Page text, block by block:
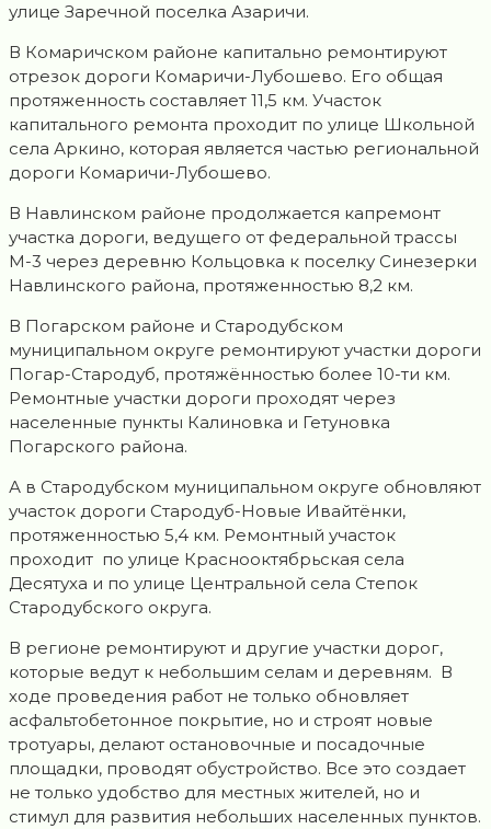
улице Заречной поселка Азаричи.
В Комаричском районе капитально ремонтируют
отрезок дороги Комаричи-Лубошево. Его общая
протяженность составляет 11,5 км. Участок
капитального ремонта проходит по улице Школьной
села Аркино, которая является частью региональной
дороги Комаричи-Лубошево.
В Навлинском районе продолжается капремонт
участка дороги, ведущего от федеральной трассы
М-3 через деревню Кольцовка к поселку Синезерки
Навлинского района, протяженностью 8,2 км.
В Погарском районе и Стародубском
муниципальном округе ремонтируют участки дороги
Погар-Стародуб, протяжённостью более 10-ти км.
Ремонтные участки дороги проходят через
населенные пункты Калиновка и Гетуновка
Погарского района.
А в Стародубском муниципальном округе обновляют
участок дороги Стародуб-Новые Ивайтёнки,
протяженностью 5,4 км. Ремонтный участок
проходит по улице Краснооктябрьская села
Десятуха и по улице Центральной села Степок
Стародубского округа.
В регионе ремонтируют и другие участки дорог,
которые ведут к небольшим селам и деревням. В
ходе проведения работ не только обновляет
асфальтобетонное покрытие, но и строят новые
тротуары, делают остановочные и посадочные
площадки, проводят обустройство. Все это создает
не только удобство для местных жителей, но и
стимул для развития небольших населенных пунктов.